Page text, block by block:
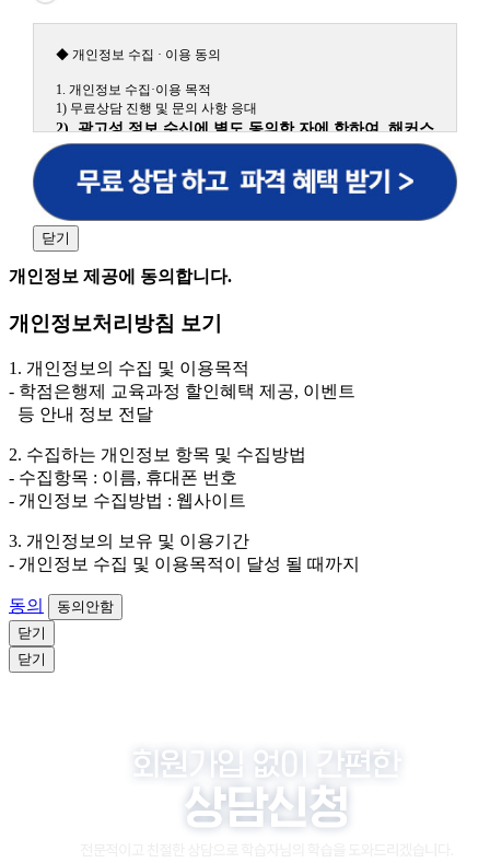
◆ 개인정보 수집 · 이용 동의
1. 개인정보 수집·이용 목적
1) 무료상담 진행 및 문의 사항 응대
2) 광고성 정보 수신에 별도 동의한 자에 한하여 해커스
원격평생교육원을 비롯한 해커스 교육그룹의 새로운 서
비스 신상품이나 이벤트, 최신 정보 안내 등 신청자의 취
향에 맞는 최적의 서비스를 제공하기 위함.
어, 해커스일본어, 해커스잡, 해커스금융, 해커스임용, 해커스공무
원, 해커스경찰, 해커스소방, 해커스공인중개사, 해커스주택관리
사, 해커스편입 등)
3. 개인정보 보유/이용 기간: 법령상 정하는 경우를 제
외하고는 회원탈퇴 시까지 이용 및 보관합니다. 단, 비회
원이거나 상담 시로부터 3년 이내 탈퇴하는 자의 경우,
소비자 불만 또는 분쟁처리를 위해 3년간 보관합니다.
의 경우에는 상담 신청이 제한됩니다.
닫기
개인정보 제공에 동의합니다.
개인정보처리방침 보기
1. 개인정보의 수집 및 이용목적
- 학점은행제 교육과정 할인혜택 제공, 이벤트
등 안내 정보 전달
2. 수집하는 개인정보 항목 및 수집방법
- 수집항목 : 이름, 휴대폰 번호
- 개인정보 수집방법 : 웹사이트
3. 개인정보의 보유 및 이용기간
- 개인정보 수집 및 이용목적이 달성 될 때까지
동의
동의안함
닫기
닫기